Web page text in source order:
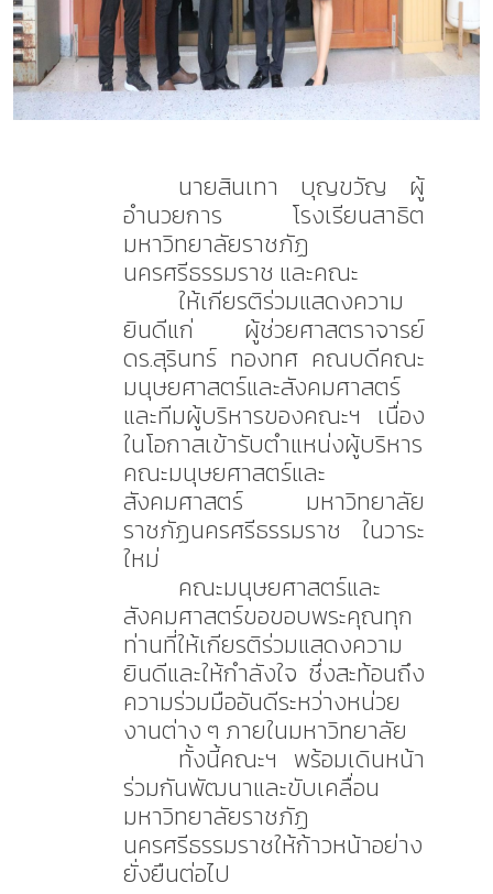
นายสินเทา บุญขวัญ ผู้
อำนวยการ โรงเรียนสาธิต
มหาวิทยาลัยราชภัฏ
นครศรีธรรมราช และคณะ
ให้เกียรติร่วมแสดงความ
ยินดีแก่ ผู้ช่วยศาสตราจารย์
ดร.สุรินทร์ ทองทศ คณบดีคณะ
มนุษยศาสตร์และสังคมศาสตร์
และทีมผู้บริหารของคณะฯ เนื่อง
ในโอกาสเข้ารับตำแหน่งผู้บริหาร
คณะมนุษยศาสตร์และ
สังคมศาสตร์ มหาวิทยาลัย
ราชภัฏนครศรีธรรมราช ในวาระ
ใหม่
คณะมนุษยศาสตร์และ
สังคมศาสตร์ขอขอบพระคุณทุก
ท่านที่ให้เกียรติร่วมแสดงความ
ยินดีและให้กำลังใจ ซึ่งสะท้อนถึง
ความร่วมมืออันดีระหว่างหน่วย
งานต่าง ๆ ภายในมหาวิทยาลัย
ทั้งนี้คณะฯ พร้อมเดินหน้า
ร่วมกันพัฒนาและขับเคลื่อน
มหาวิทยาลัยราชภัฏ
นครศรีธรรมราชให้ก้าวหน้าอย่าง
ยั่งยืนต่อไป